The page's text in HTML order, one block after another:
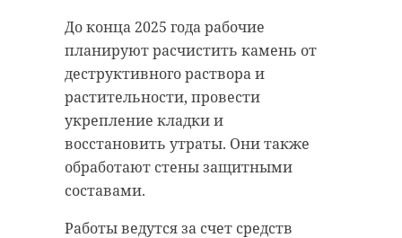
До конца 2025 года рабочие
планируют расчистить камень от
деструктивного раствора и
растительности, провести
укрепление кладки и
восстановить утраты. Они также
обработают стены защитными
составами.
Работы ведутся за счет средств
РЕКОМЕНДУЕМ